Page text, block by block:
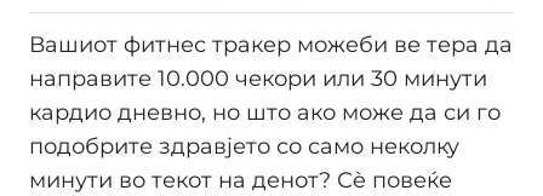
Вашиот фитнес тракер можеби ве тера да
направите 10.000 чекори или 30 минути
кардио дневно, но што ако може да си го
подобрите здравјето со само неколку
минути во текот на денот? Сè повеќе